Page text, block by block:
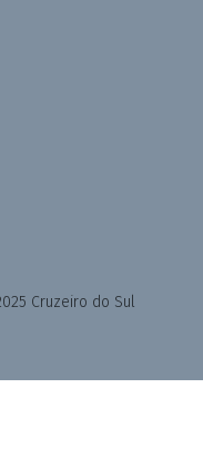
Cruzeiro do Sul